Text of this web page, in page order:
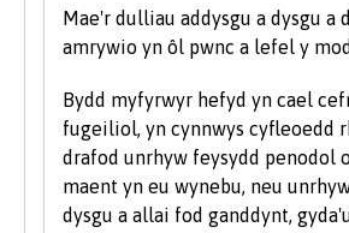
Bangor eu hadolygu (tua
i sicrhau: bod cynnwys y cwrs
adlewyrchu unrhyw
cael eu hysgogi gan
ymchwil academaidd; a bod
cwrs yn parhau i gyrraedd ein
uchel. Pan fo’r broses
Mae'r dulliau addysgu a dysgu a
amrywio yn ôl pwnc a lefel y
Bydd myfyrwyr hefyd yn cael
fugeiliol, yn cynnwys cyfleoedd
drafod unrhyw feysydd penodol
maent yn eu wynebu, neu
dysgu a allai fod ganddynt,